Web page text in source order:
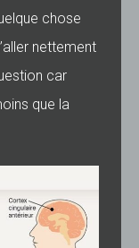
chose
nettement
car
que la